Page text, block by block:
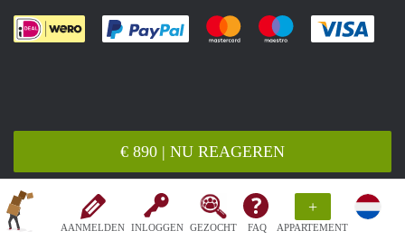
AANMELDEN INLOGGEN GEZOCHT FAQ
+
APPARTEMENT
€ 890 | NU REAGEREN
Je rekent gemakkelijk af met Paypal
Je rekent gemakkelijk af met
Je rekent